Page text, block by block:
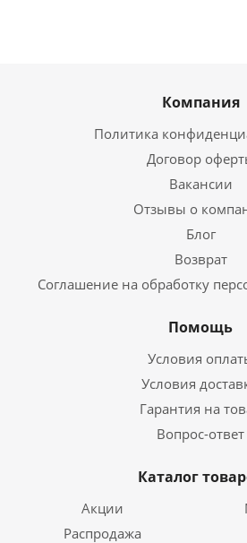
Компания
Политика
Договор
Вакансии
Отзывы о
Блог
Возврат
Соглашение на обработку
Помощь
Условия
Условия
Гарантия на
Вопрос-ответ
Каталог
Акции
Распродажа